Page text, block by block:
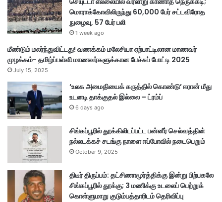
ன்
சி
ம்
மொராக்கோவிலிருந்து 60,000 பேர் சட்டவிரோத
நுழைவு, 57 பேர் பலி
1 week ago
மீண்டும் மலர்ந்துவிட்டது! வணக்கம் மலேசியா ஏற்பாட்டிலான மாணவர்
முழக்கம்- தமிழ்ப்பள்ளி மாணவர்களுக்கான பேச்சுப் போட்டி 2025
July 15, 2025
‘உலக அமைதியைக் கருத்தில் கொண்டு’ ஈரான் மீது
உடனடி தாக்குதல் இல்லை – ட்ரம்ப்
6 days ago
சிங்கப்பூரில் தூக்கிலிடப்பட்ட பன்னீர் செல்வத்தின்
நல்லடக்கச் சடங்கு நாளை ஈப்போவில் நடைபெறும்
October 9, 2025
திடீர் திருப்பம்: தட்சிணாமூர்த்திக்கு இன்று பிற்பகலே
சிங்கப்பூரில் தூக்கு; 3 மணிக்கு உடலைப் பெற்றுக்
கொள்ளுமாறு குடும்பத்தாரிடம் தெரிவிப்பு